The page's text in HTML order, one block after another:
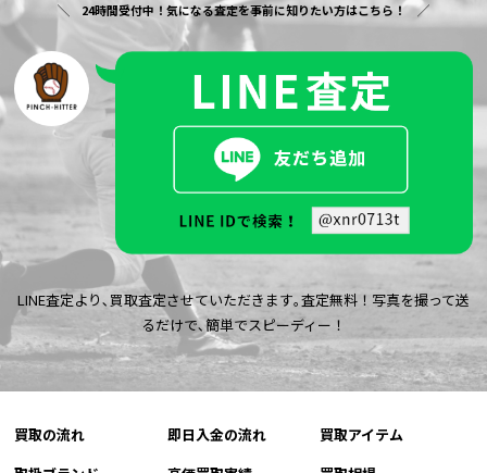
24時間受付中！気になる査定を事前に知りたい方はこちら！
LINE査定より､買取査定させていただきます｡査定無料！写真を撮って送
るだけで､簡単でスピーディー！
買取の流れ 即日入金の流れ
買取アイテム